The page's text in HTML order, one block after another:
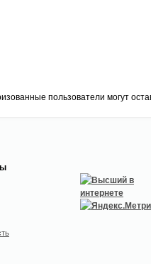
пользователи могут